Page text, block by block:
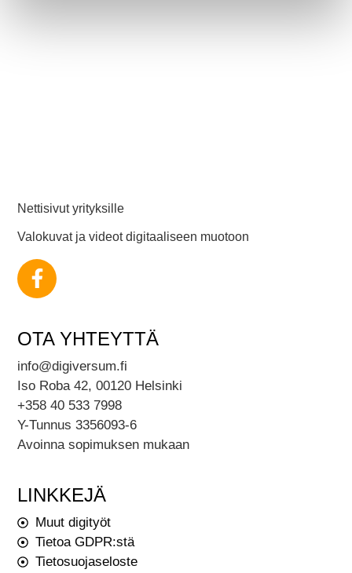
Nettisivut yrityksille
Valokuvat ja videot digitaaliseen muotoon
OTA YHTEYTTÄ
info@digiversum.fi
Iso Roba 42, 00120 Helsinki
+358 40 533 7998
Y-Tunnus 3356093-6
Avoinna sopimuksen mukaan
LINKKEJÄ
Muut digityöt
Tietoa GDPR:stä
Tietosuojaseloste